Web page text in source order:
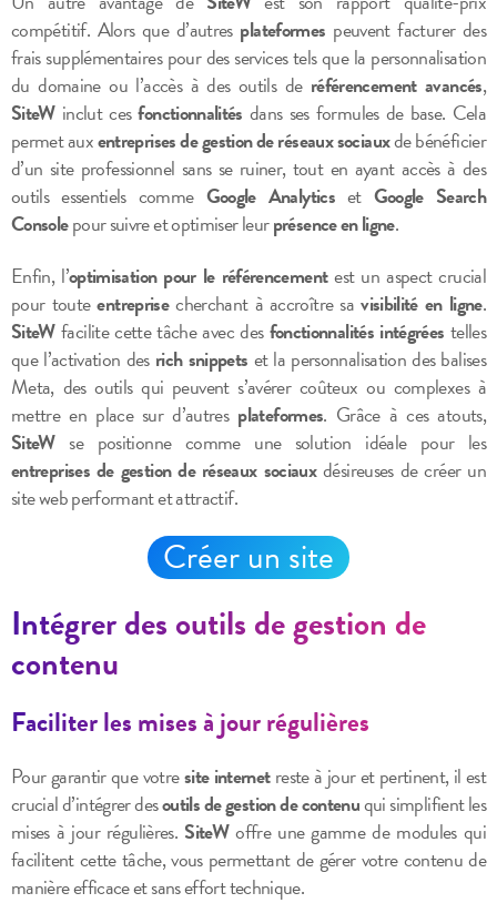
compétitif. Alors que d’autres plateformes peuvent facturer des
frais supplémentaires pour des services tels que la personnalisation
du domaine ou l’accès à des outils de référencement avancés,
SiteWinclut cesfonctionnalités dans ses formules de base. Cela
permet auxentreprises de gestion de réseaux sociauxde bénéficier
d’un site professionnel sans se ruiner, tout en ayant accès à des
outils essentiels comme Google Analyticset Google Search
Consolepour suivre et optimiser leurprésence en ligne.
Enfin, l’optimisation pour le référencementest un aspect crucial
pour touteentreprisecherchant à accroître savisibilité en ligne.
SiteWfacilite cette tâche avec desfonctionnalités intégrées telles
que l’activation des rich snippets et la personnalisation des balises
Meta, des outils qui peuvent s’avérer coûteux ou complexes à
mettre en place sur d’autres plateformes. Grâce à ces atouts,
SiteWse positionne comme une solution idéale pour les
entreprises de gestion de réseaux sociauxdésireuses de créer un
site web performant et attractif.
Créer un site
Intégrer des outils de gestion de
contenu
Faciliter les mises à jour régulières
Pour garantir que votresite internetreste à jour et pertinent, il est
crucial d’intégrer desoutils de gestion de contenuqui simplifient les
mises à jour régulières. SiteWoffre une gamme de modules qui
facilitent cette tâche, vous permettant de gérer votre contenu de
manière efficace et sans effort technique.